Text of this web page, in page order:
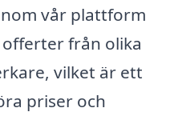
vår plattform
från olika
vilket är ett
priser och